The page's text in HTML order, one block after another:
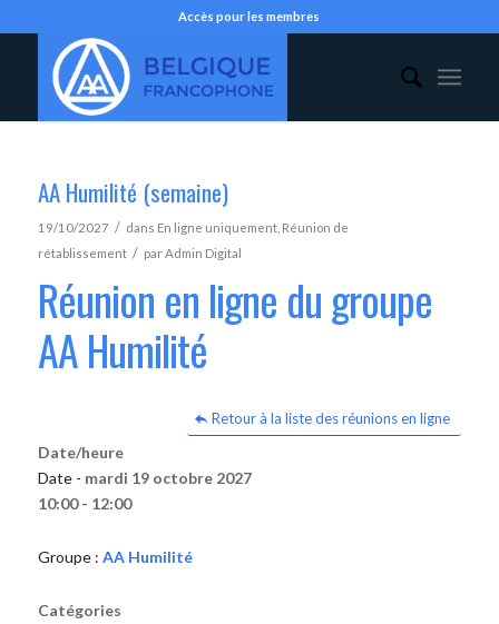
Accès pour les membres
AA Humilité (semaine)
19/10/2027 / dans En ligne uniquement, Réunion de
rétablissement / parAdmin Digital
Réunion en ligne du groupe
AA Humilité
Retour à la liste des réunions en ligne
Date/heure
Date - mardi 19 octobre 2027
10:00 - 12:00
Groupe : AA Humilité
Catégories